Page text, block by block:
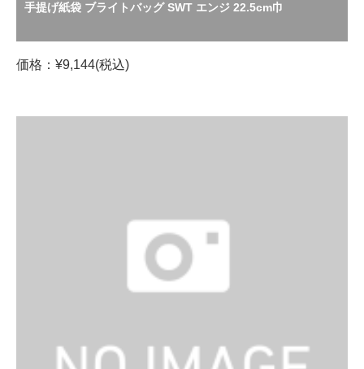
手提げ紙袋 ブライトバッグ SWT エンジ 22.5cm巾
価格：¥9,144(税込)